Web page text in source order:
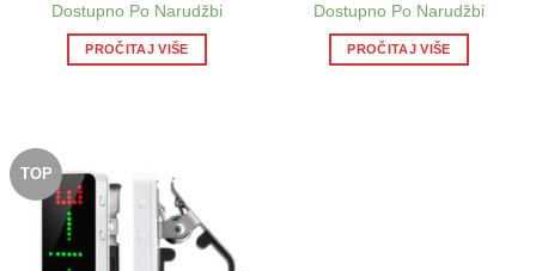
Dostupno Po Narudžbi
PROČITAJ VIŠE
Dostupno Po Narudžbi
PROČITAJ VIŠE
TOP